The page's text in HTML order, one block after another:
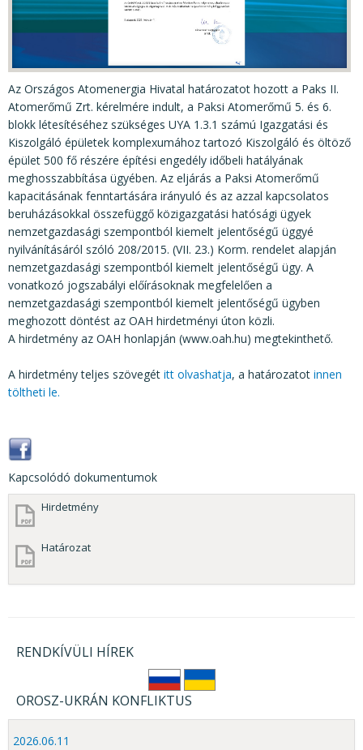
E-ÜGYINTÉZÉS
Az Országos Atomenergia Hivatal határozatot hozott a Paks II.
Atomerőmű Zrt. kérelmére indult, a Paksi Atomerőmű 5. és 6.
blokk létesítéséhez szükséges UYA 1.3.1 számú Igazgatási és
Kiszolgáló épületek komplexumához tartozó Kiszolgáló és öltöző
épület 500 fő részére építési engedély időbeli hatályának
meghosszabbítása ügyében. Az eljárás a Paksi Atomerőmű
kapacitásának fenntartására irányuló és az azzal kapcsolatos
beruházásokkal összefüggő közigazgatási hatósági ügyek
nemzetgazdasági szempontból kiemelt jelentőségű üggyé
nyilvánításáról szóló 208/2015. (VII. 23.) Korm. rendelet alapján
nemzetgazdasági szempontból kiemelt jelentőségű ügy. A
vonatkozó jogszabályi előírásoknak megfelelően a
nemzetgazdasági szempontból kiemelt jelentőségű ügyben
meghozott döntést az OAH hirdetményi úton közli.
A hirdetmény az OAH honlapján (www.oah.hu) megtekinthető.
A hirdetmény teljes szövegét itt olvashatja, a határozatot innen
töltheti le.
Kapcsolódó dokumentumok
Hirdetmény
Határozat
RENDKÍVÜLI HÍREK
OROSZ-UKRÁN KONFLIKTUS
2026.06.11